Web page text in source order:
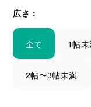
広さ：
全て 1帖
2帖〜3帖未満